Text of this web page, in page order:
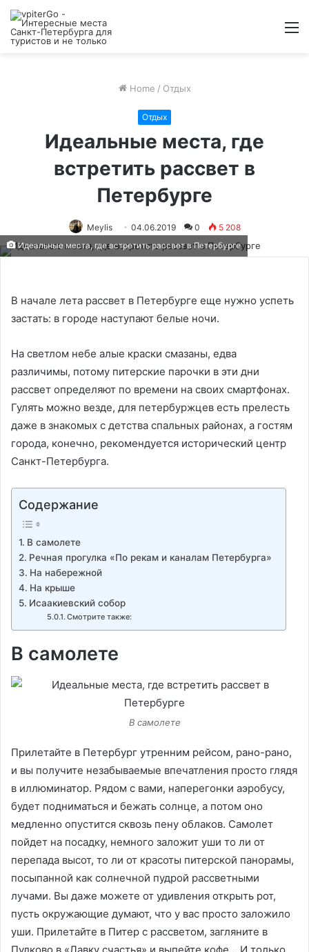
Home / Отдых
Отдых
Идеальные места, где
встретить рассвет в
Петербурге
Meylis 04.06.2019 0 5 208
Идеальные места, где встретить рассвет в Петербурге
В начале лета рассвет в Петербурге еще нужно успеть
застать: в городе наступают белые ночи.
На светлом небе алые краски смазаны, едва
различимы, потому питерские парочки в эти дни
рассвет определяют по времени на своих смартфонах.
Гулять можно везде, для петербуржцев есть прелесть
даже в знакомых с детства спальных районах, а гостям
города, конечно, рекомендуется исторический центр
Санкт-Петербурга.
Содержание
В самолете
Речная прогулка «По рекам и каналам Петербурга»
На набережной
На крыше
Исаакиевский собор
Смотрите также:
В самолете
В самолете
Прилетайте в Петербург утренним рейсом, рано-рано,
и вы получите незабываемые впечатления просто глядя
в иллюминатор. Рядом с вами, наперегонки аэробусу,
будет подниматься и бежать солнце, а потом оно
медленно опустится сквозь пену облаков. Самолет
пойдет на посадку, немного заложит уши то ли от
перепада высот, то ли от красоты питерской панорамы,
посыпанной как солнечной пудрой рассветными
лучами. Вы даже можете от удивления открыть рот,
пусть окружающие думают, что у вас просто заложило
уши. Прилетайте в Питер с рассветом, загляните в
Пулково в «Лавку счастья» и выпейте кофе… И только